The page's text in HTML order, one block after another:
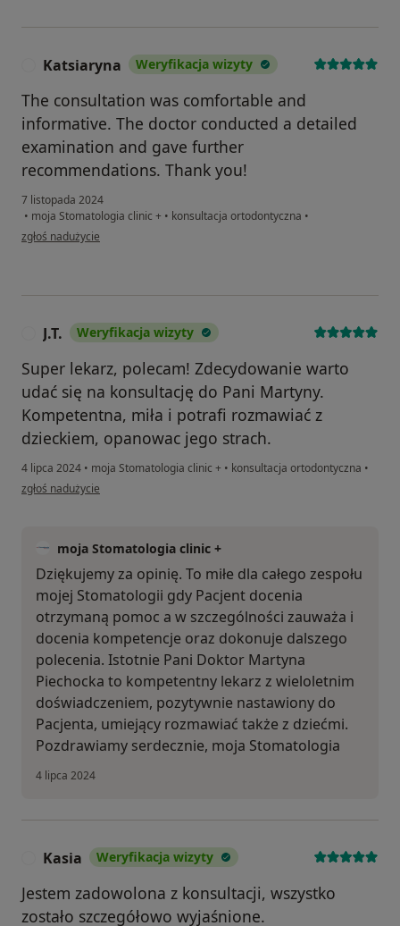
Katsiaryna Weryfikacja wizyty
The consultation was comfortable and
informative. The doctor conducted a detailed
examination and gave further
recommendations. Thank you!
7 listopada 2024
• moja Stomatologia clinic + • konsultacja ortodontyczna •
w opinii użytkownika Katsiaryna
zgłoś nadużycie
J.T. Weryfikacja wizyty
Super lekarz, polecam! Zdecydowanie warto
udać się na konsultację do Pani Martyny.
Kompetentna, miła i potrafi rozmawiać z
dzieckiem, opanowac jego strach.
4 lipca 2024 • moja Stomatologia clinic + • konsultacja ortodontyczna •
w opinii użytkownika J.T.
zgłoś nadużycie
moja Stomatologia clinic +
Dziękujemy za opinię. To miłe dla całego zespołu
mojej Stomatologii gdy Pacjent docenia
otrzymaną pomoc a w szczególności zauważa i
docenia kompetencje oraz dokonuje dalszego
polecenia. Istotnie Pani Doktor Martyna
Piechocka to kompetentny lekarz z wieloletnim
doświadczeniem, pozytywnie nastawiony do
Pacjenta, umiejący rozmawiać także z dziećmi.
Pozdrawiamy serdecznie, moja Stomatologia
4 lipca 2024
Kasia Weryfikacja wizyty
Jestem zadowolona z konsultacji, wszystko
zostało szczegółowo wyjaśnione.